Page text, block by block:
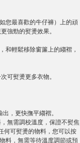
您最喜歡的牛仔褲）上的頑
強勁的熨燙效果。
和輕鬆移除窗簾上的縐褶，
可熨燙更多衣物。
，更快撫平縐褶。
無需調校溫度，保證不熨焦
何可熨燙的物料，您可以按
料，無需等待溫度調節或預